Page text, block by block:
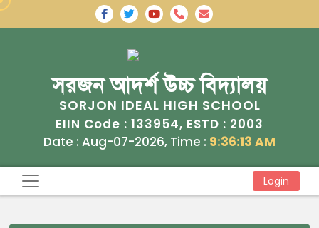
সরজন আদর্শ উচ্চ বিদ্যালয়
SORJON IDEAL HIGH SCHOOL
EIIN Code : 133954, ESTD : 2003
Date : Aug-07-2026, Time : 9:36:13 AM
Login